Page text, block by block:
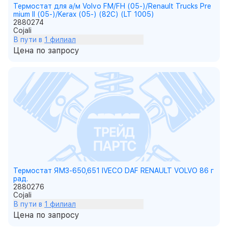
Термостат для а/м Volvo FM/FH (05-)/Renault Trucks Pre
mium II (05-)/Kerax (05-) (82С) (LT 1005)
2880274
Cojali
В пути в 1 филиал
Цена по запросу
Термостат ЯМЗ-650,651 IVECO DAF RENAULT VOLVO 86 г
рад.
2880276
Cojali
В пути в 1 филиал
Цена по запросу